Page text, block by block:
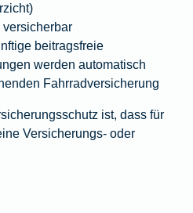
beitragsfreie
werden automatisch
Fahrradversicherung
ist, dass für
Versicherungs- oder